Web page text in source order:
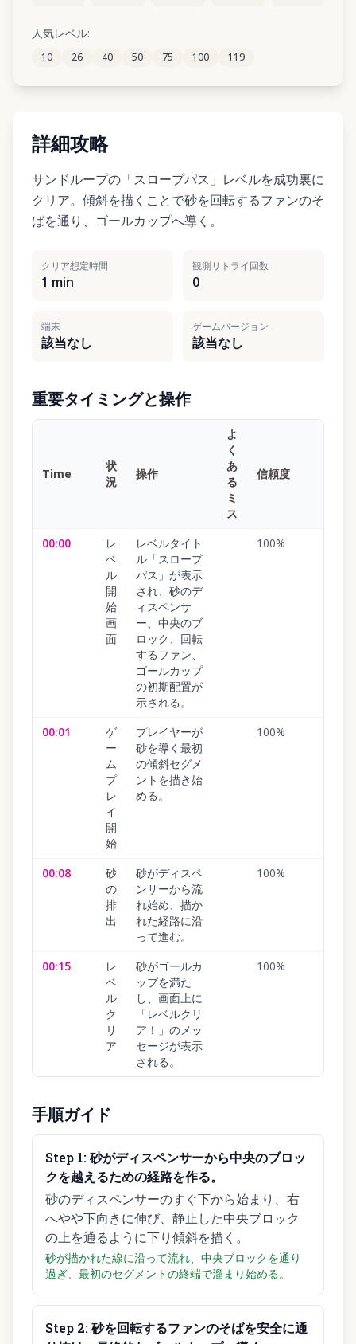
82
87 88 89 90
人気レベル:
10 26 40 50 75 100 119
詳細攻略
サンドループの「スロープパス」レベルを成功裏に
クリア。傾斜を描くことで砂を回転するファンのそ
ばを通り、ゴールカップへ導く。
クリア想定時間
1 min
観測リトライ回数
0
端末
該当なし
ゲームバージョン
該当なし
重要タイミングと操作
Time
状
況
操作
よ
く
あ
る
ミ
ス
信頼度
00:00
レ
ベ
ル
開
始
画
面
レベルタイト
ル「スロープ
パス」が表示
され、砂のデ
ィスペンサ
ー、中央のブ
ロック、回転
するファン、
ゴールカップ
の初期配置が
示される。
100%
00:01
ゲ
ー
ム
プ
レ
イ
開
始
プレイヤーが
砂を導く最初
の傾斜セグメ
ントを描き始
める。
100%
00:08
砂
の
排
出
砂がディスペ
ンサーから流
れ始め、描か
れた経路に沿
って進む。
100%
00:15
レ
ベ
ル
ク
リ
ア
砂がゴールカ
ップを満た
し、画面上に
「レベルクリ
ア！」のメッ
セージが表示
される。
100%
手順ガイド
Step 1:砂がディスペンサーから中央のブロッ
クを越えるための経路を作る。
砂のディスペンサーのすぐ下から始まり、右
へやや下向きに伸び、静止した中央ブロック
の上を通るように下り傾斜を描く。
砂が描かれた線に沿って流れ、中央ブロックを通り
過ぎ、最初のセグメントの終端で溜まり始める。
Step 2:砂を回転するファンのそばを安全に通